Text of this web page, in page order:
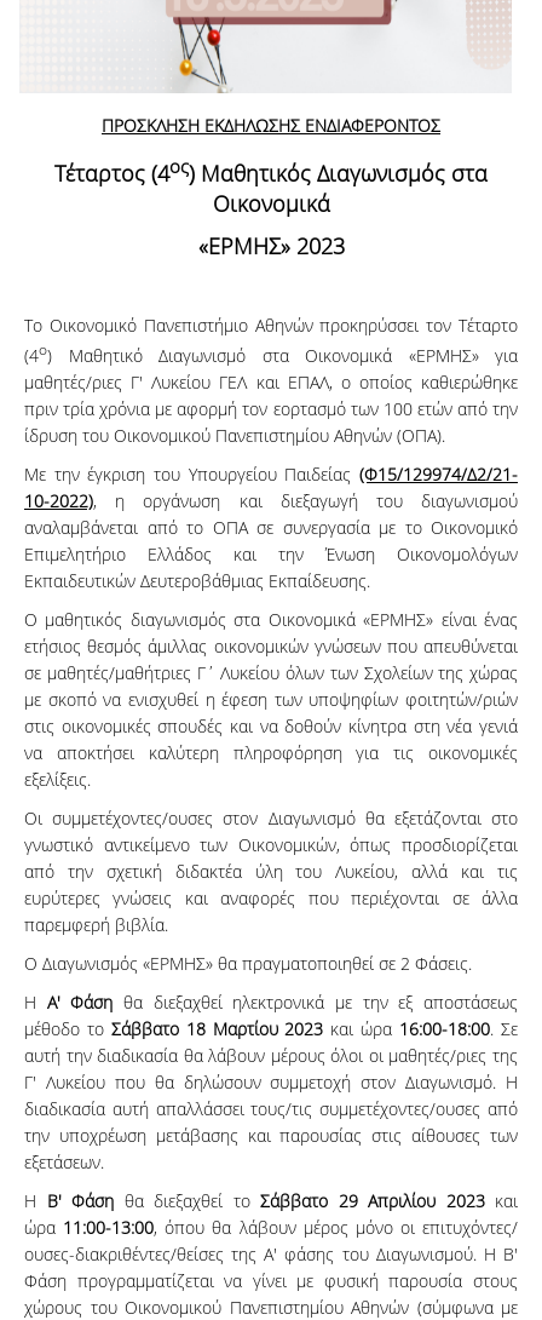
ΠΡΟΣΚΛΗΣΗ ΕΚΔΗΛΩΣΗΣ ΕΝΔΙΑΦΕΡΟΝΤΟΣ
Τέταρτος (4ος) Μαθητικός Διαγωνισμός στα
Οικονομικά
«ΕΡΜΗΣ» 2023
Το Οικονομικό Πανεπιστήμιο Αθηνών προκηρύσσει τον Τέταρτο
(4ο) Μαθητικό Διαγωνισμό στα Οικονομικά «ΕΡΜΗΣ» για
μαθητές/ριες Γ' Λυκείου ΓΕΛ και ΕΠΑΛ, ο οποίος καθιερώθηκε
πριν τρία χρόνια με αφορμή τον εορτασμό των 100 ετών από την
ίδρυση του Οικονομικού Πανεπιστημίου Αθηνών (ΟΠΑ).
Με την έγκριση του Υπουργείου Παιδείας (Φ15/129974/Δ2/21-
10-2022), η οργάνωση και διεξαγωγή του διαγωνισμού
αναλαμβάνεται από το ΟΠΑ σε συνεργασία με το Οικονομικό
Επιμελητήριο Ελλάδος και την Ένωση Οικονομολόγων
Εκπαιδευτικών Δευτεροβάθμιας Εκπαίδευσης.
Ο μαθητικός διαγωνισμός στα Οικονομικά «ΕΡΜΗΣ» είναι ένας
ετήσιος θεσμός άμιλλας οικονομικών γνώσεων που απευθύνεται
σε μαθητές/μαθήτριες Γ΄ Λυκείου όλων των Σχολείων της χώρας
με σκοπό να ενισχυθεί η έφεση των υποψηφίων φοιτητών/ριών
στις οικονομικές σπουδές και να δοθούν κίνητρα στη νέα γενιά
να αποκτήσει καλύτερη πληροφόρηση για τις οικονομικές
εξελίξεις.
Οι συμμετέχοντες/ουσες στον Διαγωνισμό θα εξετάζονται στο
γνωστικό αντικείμενο των Οικονομικών, όπως προσδιορίζεται
από την σχετική διδακτέα ύλη του Λυκείου, αλλά και τις
ευρύτερες γνώσεις και αναφορές που περιέχονται σε άλλα
παρεμφερή βιβλία.
Ο Διαγωνισμός «ΕΡΜΗΣ» θα πραγματοποιηθεί σε 2 Φάσεις.
Η Α' Φάση θα διεξαχθεί ηλεκτρονικά με την εξ αποστάσεως
μέθοδο το Σάββατο 18 Μαρτίου 2023 και ώρα 16:00-18:00. Σε
αυτή την διαδικασία θα λάβουν μέρους όλοι οι μαθητές/ριες της
Γ' Λυκείου που θα δηλώσουν συμμετοχή στον Διαγωνισμό. Η
διαδικασία αυτή απαλλάσσει τους/τις συμμετέχοντες/ουσες από
την υποχρέωση μετάβασης και παρουσίας στις αίθουσες των
εξετάσεων.
Η Β' Φάση θα διεξαχθεί το Σάββατο 29 Απριλίου 2023και
ώρα 11:00-13:00, όπου θα λάβουν μέρος μόνο οι επιτυχόντες/
ουσες-διακριθέντες/θείσες της Α' φάσης του Διαγωνισμού. Η Β'
Φάση προγραμματίζεται να γίνει με φυσική παρουσία στους
χώρους του Οικονομικού Πανεπιστημίου Αθηνών (σύμφωνα με